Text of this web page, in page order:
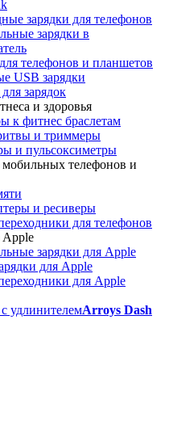
зарядки для телефонов
зарядки в
телефонов и планшетов
USB зарядки
зарядок
и здоровья
к фитнес браслетам
и триммеры
и пульсоксиметры
телефонов и
и ресиверы
для телефонов
Apple
зарядки для Apple
для Apple
для Apple
удлинителемArroys Dash